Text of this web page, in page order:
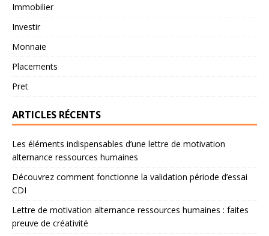
Immobilier
Investir
Monnaie
Placements
Pret
ARTICLES RÉCENTS
Les éléments indispensables d’une lettre de motivation
alternance ressources humaines
Découvrez comment fonctionne la validation période d’essai
CDI
Lettre de motivation alternance ressources humaines : faites
preuve de créativité